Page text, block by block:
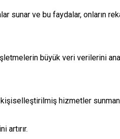
ve bu faydalar, onların
büyük veri verilerini
hizmetler
artırır.